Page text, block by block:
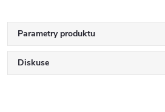
Parametry produktu
Diskuse